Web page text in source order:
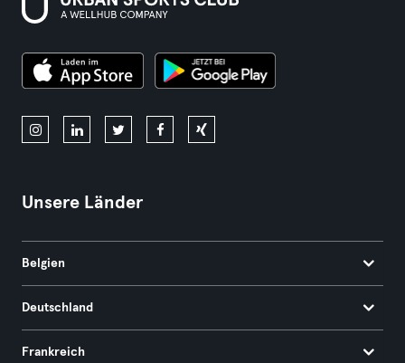
Unsere Länder
Belgien
Deutschland
Frankreich